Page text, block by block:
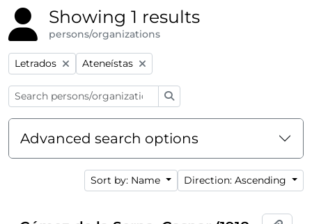
Showing 1 results
persons/organizations
Remove filter:
Letrados Remove filter:
Ateneístas
Advanced search options
Sort by: Name Direction: Ascending